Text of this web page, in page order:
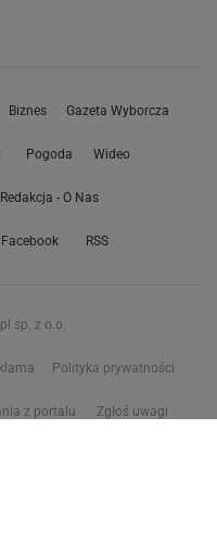
Biznes Gazeta Wyborcza
Pogoda Wideo
Redakcja - O Nas
Facebook RSS
sp. z o.o.
Polityka prywatności
z portalu Zgłoś uwagi